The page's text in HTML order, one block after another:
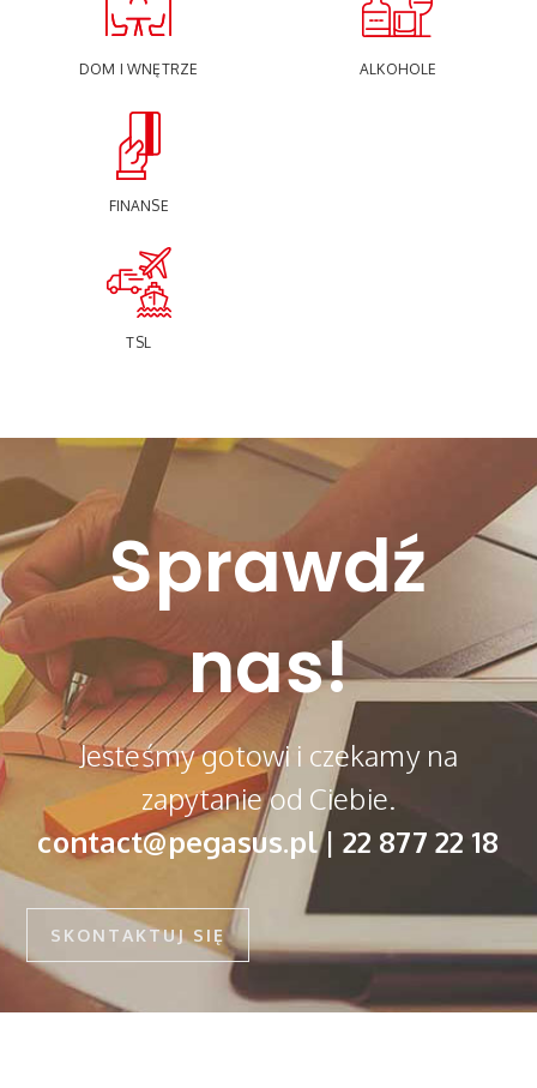
DOM I WNĘTRZE ALKOHOLE
FINANSE
TSL
Sprawdź
nas!
Jesteśmy gotowi i czekamy na
zapytanie od Ciebie.
contact@pegasus.pl | 22 877 22 18
SKONTAKTUJ SIĘ